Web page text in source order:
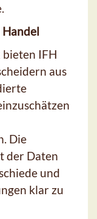
IFH
aus
Die
der Daten
und
klar zu